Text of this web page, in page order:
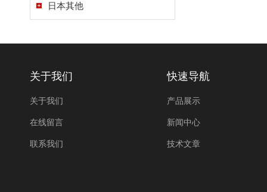
日本其他
关于我们
关于我们
在线留言
联系我们
快速导航
产品展示
新闻中心
技术文章